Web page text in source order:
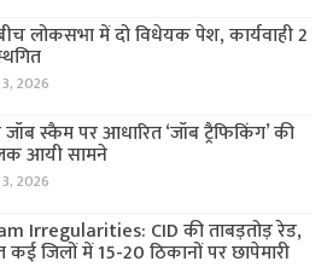
लोकसभा में दो विधेयक पेश, कार्यवाही 2
2026
स्कैम पर आधारित ‘जॉब ट्रैफिकिंग’ की
आयी सामने
2026
Irregularities: CID की ताबड़तोड़ रेड,
कई जिलों में 15-20 ठिकानों पर छापेमारी